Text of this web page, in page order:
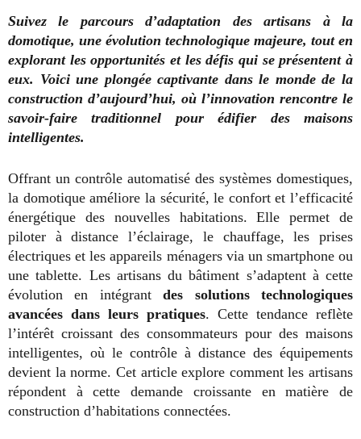
Suivez le parcours d’adaptation des artisans à la
domotique, une évolution technologique majeure, tout en
explorant les opportunités et les défis qui se présentent à
eux. Voici une plongée captivante dans le monde de la
construction d’aujourd’hui, où l’innovation rencontre le
savoir-faire traditionnel pour édifier des maisons
intelligentes.
Offrant un contrôle automatisé des systèmes domestiques,
la domotique améliore la sécurité, le confort et l’efficacité
énergétique des nouvelles habitations. Elle permet de
piloter à distance l’éclairage, le chauffage, les prises
électriques et les appareils ménagers via un smartphone ou
une tablette. Les artisans du bâtiment s’adaptent à cette
évolution en intégrantdes solutions technologiques
avancées dans leurs pratiques. Cette tendance reflète
l’intérêt croissant des consommateurs pour des maisons
intelligentes, où le contrôle à distance des équipements
devient la norme. Cet article explore comment les artisans
répondent à cette demande croissante en matière de
construction d’habitations connectées.